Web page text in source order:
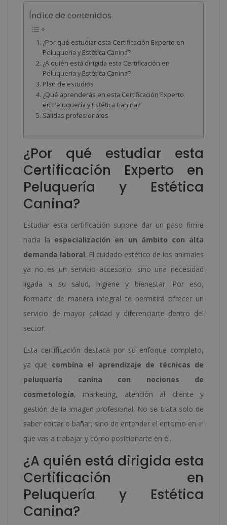
Índice de contenidos
¿Por qué estudiar esta Certificación Experto en
Peluquería y Estética Canina?
¿A quién está dirigida esta Certificación en
Peluquería y Estética Canina?
Plan de estudios
¿Qué aprenderás en esta Certificación Experto
en Peluquería y Estética Canina?
Salidas profesionales
¿Por qué estudiar esta
Certificación Experto en
Peluquería y Estética
Canina?
Estudiar esta certificación supone dar un paso firme
hacia la especialización en un ámbito con alta
demanda laboral. El cuidado estético de los animales
ya no es un servicio accesorio, sino una necesidad
ligada a su salud, higiene y bienestar. Por eso,
formarte de manera integral te permitirá ofrecer un
servicio de mayor calidad y diferenciarte dentro del
sector.
Esta certificación destaca por su enfoque completo,
ya que combina el aprendizaje de técnicas de
peluquería canina con nociones de
cosmetología, marketing, atención al cliente y
gestión de la imagen profesional. No se trata solo de
saber cortar o bañar, sino de entender el entorno en el
que vas a trabajar y cómo posicionarte en él.
¿A quién está dirigida esta
Certificación en
Peluquería y Estética
Canina?